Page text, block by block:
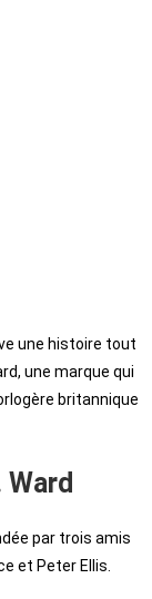
une histoire tout
une marque qui
britannique
par trois amis
et Peter Ellis.